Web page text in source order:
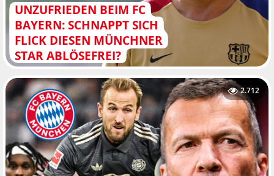
UNZUFRIEDEN BEIM FC
BAYERN: SCHNAPPT SICH
FLICK DIESEN MÜNCHNER
STAR ABLÖSEFREI?
2.712